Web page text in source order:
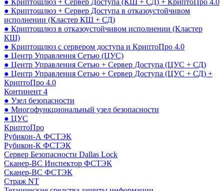
● Криптошлюз + Сервер Доступа в отказоустойчивом
исполнении (Кластер КШ + СД)
● Криптошлюз в отказоустойчивом исполнении (Кластер
КШ)
● Криптошлюз с сервером доступа и КриптоПро 4.0
● Центр Управления Сетью (ЦУС)
● Центр Управления Сетью + Сервер Доступа (ЦУС + СД)
● Центр Управления Сетью + Сервер Доступа (ЦУС + СД) +
КриптоПро 4.0
Континент 4
● Узел безопасности
● Многофункциональный узел безопасности
● ЦУС
КриптоПро
Рубикон-А ФСТЭК
Рубикон-К ФСТЭК
Сервер Безопасности Dallas Lock
Сканер-ВС Инспектор ФСТЭК
Сканер-ВС ФСТЭК
Страж NT